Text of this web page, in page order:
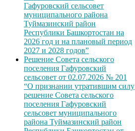
Гафуровский сельсовет
муниципального района
Туймазинский район
Республики Башкортостан на
2026 год и на плановый период
2027 и 2028 годов”
Решение Совета сельского
поселения Гафуровский
сельсовет от 02.07.2026 № 201
“О признании утратившим силу
решение Совета сельского
поселения Гафуровский
сельсовет муниципального
района Туймазинский район